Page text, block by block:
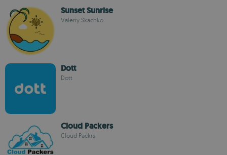
Sunset Sunrise
Valeriy Skachko
Dott
Dott
Cloud Packers
Cloud Packrs